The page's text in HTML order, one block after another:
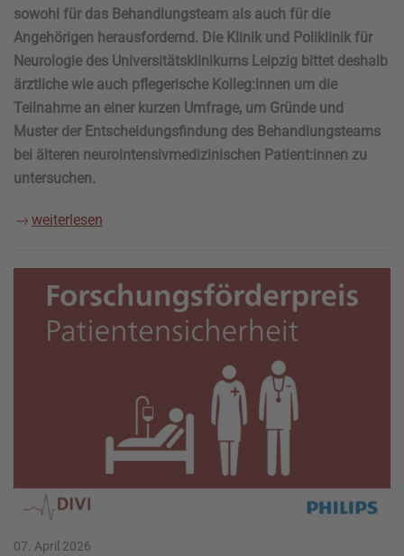
sowohl für das Behandlungsteam als auch für die
Angehörigen herausfordernd. Die Klinik und Poliklinik für
Neurologie des Universitätsklinikums Leipzig bittet deshalb
ärztliche wie auch pflegerische Kolleg:innen um die
Teilnahme an einer kurzen Umfrage, um Gründe und
Muster der Entscheidungsfindung des Behandlungsteams
bei älteren neurointensivmedizinischen Patient:innen zu
untersuchen.
weiterlesen
07. April 2026